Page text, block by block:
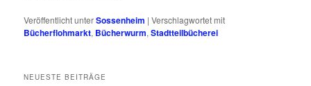
Veröffentlicht unterSossenheim |Verschlagwortet mit
Bücherflohmarkt, Bücherwurm,Stadtteilbücherei
NEUESTE BEITRÄGE